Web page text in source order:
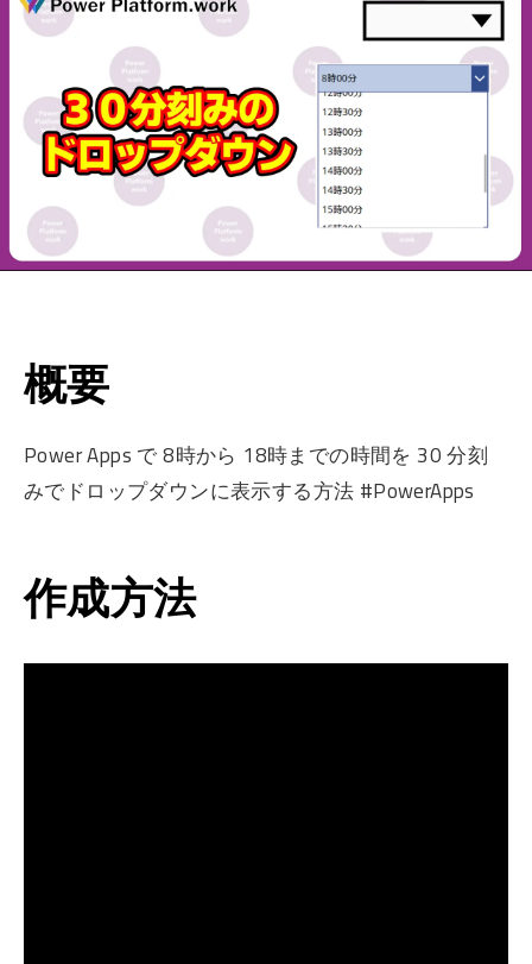
概要
Power Apps で 8時から 18時までの時間を 30 分刻
みでドロップダウンに表示する方法 #PowerApps
作成方法